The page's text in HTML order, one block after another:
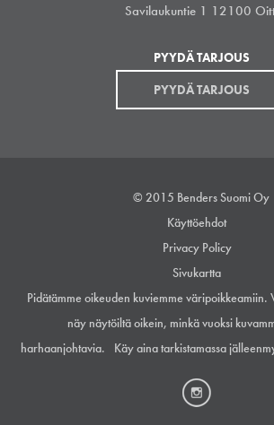
Savilaukuntie 1 12100
PYYDÄ TARJOUS
PYYDÄ TARJOUS
© 2015 Benders Suomi Oy
Käyttöehdot
Privacy Policy
Sivukartta
Pidätämme oikeuden kuviemme väripoikkeamiin.
näy näytöiltä oikein, minkä vuoksi
harhaanjohtavia.
Käy aina tarkistamassa